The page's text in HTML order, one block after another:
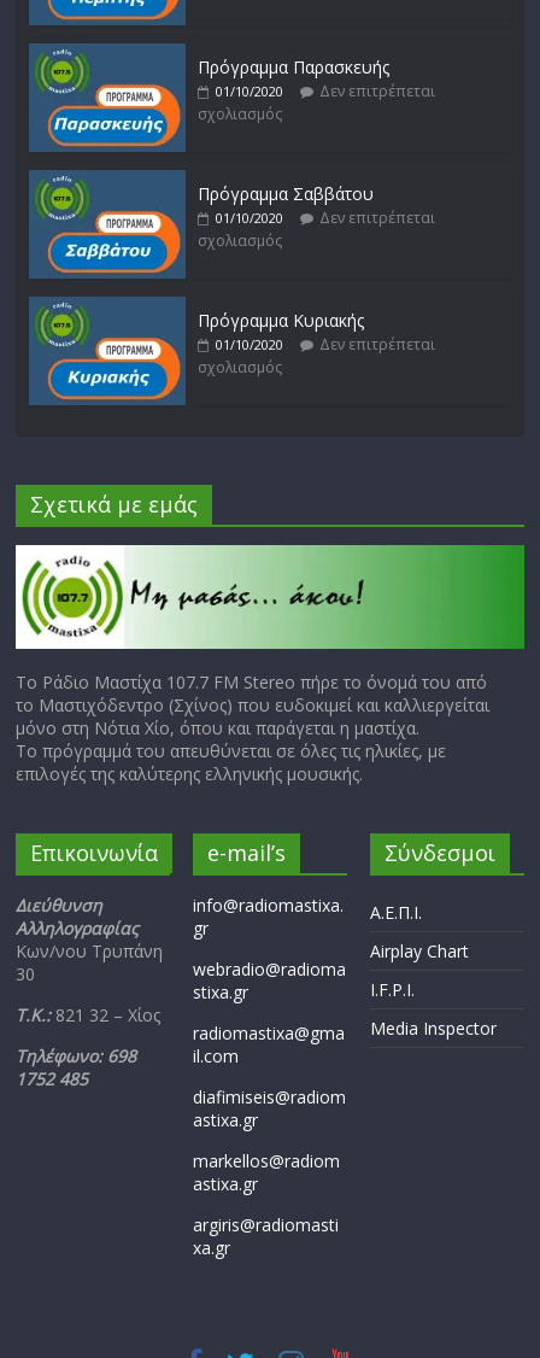
Πρόγραμμα Παρασκευής
01/10/2020
Δεν επιτρέπεται
σχολιασμός
Πρόγραμμα Σαββάτου
01/10/2020
Δεν επιτρέπεται
σχολιασμός
Πρόγραμμα Κυριακής
01/10/2020
Δεν επιτρέπεται
σχολιασμός
Σχετικά με εμάς
Το Ράδιο Μαστίχα 107.7 FM Stereo πήρε το όνομά του από
το Μαστιχόδεντρο (Σχίνος) που ευδοκιμεί και καλλιεργείται
μόνο στη Νότια Χίο, όπου και παράγεται η μαστίχα.
Το πρόγραμμά του απευθύνεται σε όλες τις ηλικίες, με
επιλογές της καλύτερης ελληνικής μουσικής.
Επικοινωνία
Διεύθυνση
Αλληλογραφίας
Κων/νου Τρυπάνη
30
Τ.Κ.: 821 32 – Χίος
Τηλέφωνο: 698
1752 485
e-mail’s
info@radiomastixa.
gr
webradio@radioma
stixa.gr
radiomastixa@gma
il.com
diafimiseis@radiom
astixa.gr
markellos@radiom
astixa.gr
argiris@radiomasti
xa.gr
Σύνδεσμοι
Α.Ε.Π.Ι.
Airplay Chart
I.F.P.I.
Media Inspector